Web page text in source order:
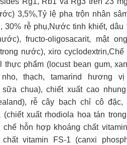
3,5%,Tỷ lệ pha trộn nhân
30% rễ phụ,Nước tinh khiết, dâu
fructo-oligosacarit, mật
nước), xiro cyclodextrin,Chế
thực phẩm (locust bean gum,
thạch, tamarind hương
sữa chua), chiết xuất cao
rễ cây bạch chỉ cô đặc,
(chiết xuất rhodiola hoa tán
chế hỗn hợp khoáng chất
chất vitamin FS-1 (canxi
(bột INF), chứa đậu nành]
Korea Ginseng Ltd.
gói: 600g [(20g/gói x 10 gói)/